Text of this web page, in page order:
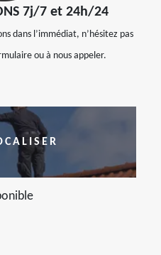
7j/7 et 24h/24
dans l’immédiat, n’hésitez pas
ou à nous appeler.